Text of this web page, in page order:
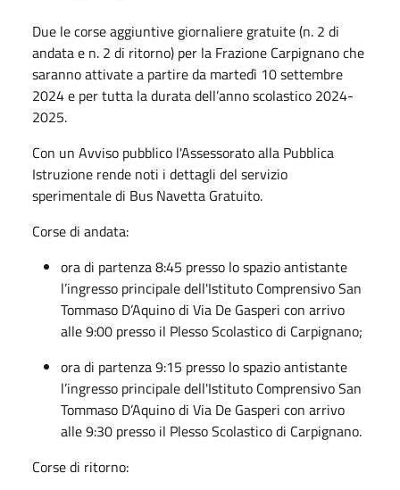
Due le corse aggiuntive giornaliere gratuite (n. 2 di
andata e n. 2 di ritorno) per la Frazione Carpignano che
saranno attivate a partire da martedì 10 settembre
2024 e per tutta la durata dell’anno scolastico 2024-
2025.
Con un Avviso pubblico l'Assessorato alla Pubblica
Istruzione rende noti i dettagli del servizio
sperimentale di Bus Navetta Gratuito.
Corse di andata:
ora di partenza 8:45 presso lo spazio antistante
l’ingresso principaledell'Istituto Comprensivo San
Tommaso D’Aquino di Via De Gasperi con arrivo
alle 9:00 presso il Plesso Scolastico di Carpignano;
ora di partenza 9:15 presso lo spazio antistante
l’ingresso principale dell'Istituto Comprensivo San
Tommaso D’Aquino di Via De Gasperi con arrivo
alle 9:30 presso il Plesso Scolastico di Carpignano.
Corse di ritorno: